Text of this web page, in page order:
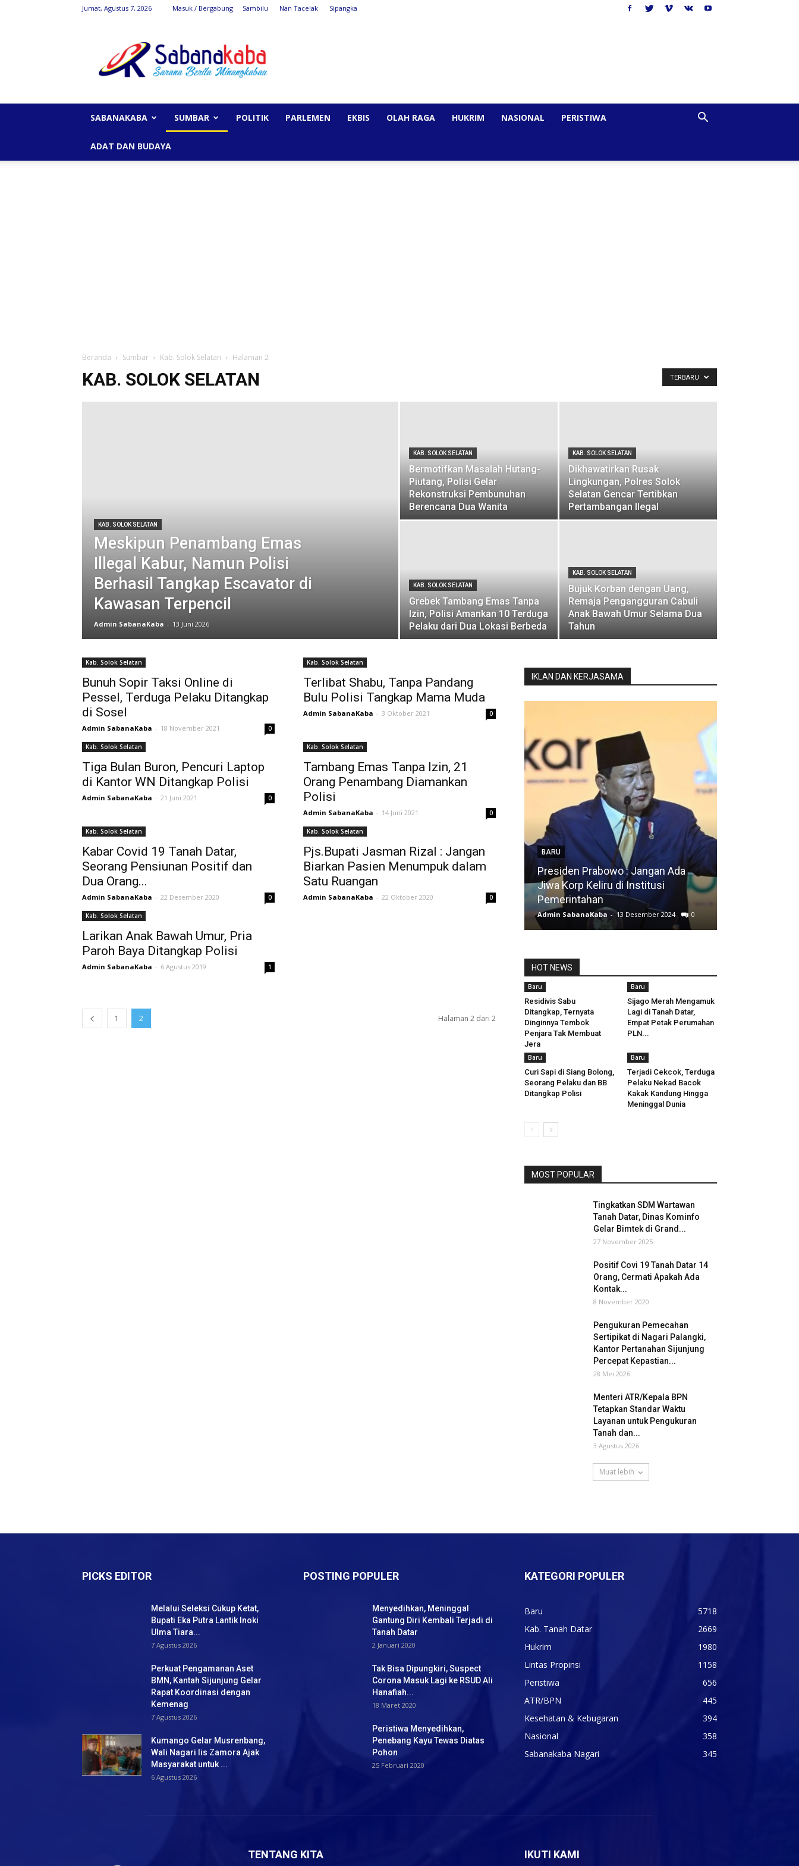
Jumat, Agustus 7, 2026 Masuk / Bergabung Sambilu Nan Tacelak Sipangka
SABANAKABA SUMBAR POLITIK PARLEMEN EKBIS OLAH RAGA HUKRIM NASIONAL PERISTIWA
ADAT DAN BUDAYA
Beranda Sumbar Kab. Solok Selatan Halaman 2
KAB. SOLOK SELATAN TERBARU
KAB. SOLOK SELATAN
Meskipun Penambang Emas
Illegal Kabur, Namun Polisi
Berhasil Tangkap Escavator di
Kawasan Terpencil
Admin SabanaKaba - 13 Juni 2026
KAB. SOLOK SELATAN
Bermotifkan Masalah Hutang-
Piutang, Polisi Gelar
Rekonstruksi Pembunuhan
Berencana Dua Wanita
KAB. SOLOK SELATAN
Dikhawatirkan Rusak
Lingkungan, Polres Solok
Selatan Gencar Tertibkan
Pertambangan Ilegal
KAB. SOLOK SELATAN
Grebek Tambang Emas Tanpa
Izin, Polisi Amankan 10 Terduga
Pelaku dari Dua Lokasi Berbeda
KAB. SOLOK SELATAN
Bujuk Korban dengan Uang,
Remaja Pengangguran Cabuli
Anak Bawah Umur Selama Dua
Tahun
Kab. Solok Selatan
Bunuh Sopir Taksi Online di
Pessel, Terduga Pelaku Ditangkap
di Sosel
Admin SabanaKaba - 18 November 2021 0
Kab. Solok Selatan
Terlibat Shabu, Tanpa Pandang
Bulu Polisi Tangkap Mama Muda
Admin SabanaKaba - 3 Oktober 2021 0
Kab. Solok Selatan
Tiga Bulan Buron, Pencuri Laptop
di Kantor WN Ditangkap Polisi
Admin SabanaKaba - 21 Juni 2021 0
Kab. Solok Selatan
Tambang Emas Tanpa Izin, 21
Orang Penambang Diamankan
Polisi
Admin SabanaKaba - 14 Juni 2021 0
Kab. Solok Selatan
Kabar Covid 19 Tanah Datar,
Seorang Pensiunan Positif dan
Dua Orang...
Admin SabanaKaba - 22 Desember 2020 0
Kab. Solok Selatan
Pjs.Bupati Jasman Rizal : Jangan
Biarkan Pasien Menumpuk dalam
Satu Ruangan
Admin SabanaKaba - 22 Oktober 2020 0
Kab. Solok Selatan
Larikan Anak Bawah Umur, Pria
Paroh Baya Ditangkap Polisi
Admin SabanaKaba - 6 Agustus 2019 1
1 2 Halaman 2 dari 2
IKLAN DAN KERJASAMA
BARU
Presiden Prabowo : Jangan Ada
Jiwa Korp Keliru di Institusi
Pemerintahan
Admin SabanaKaba - 13 Desember 2024 0
HOT NEWS
Baru
Residivis Sabu
Ditangkap, Ternyata
Dinginnya Tembok
Penjara Tak Membuat
Jera
Baru
Sijago Merah Mengamuk
Lagi di Tanah Datar,
Empat Petak Perumahan
PLN...
Baru
Curi Sapi di Siang Bolong,
Seorang Pelaku dan BB
Ditangkap Polisi
Baru
Terjadi Cekcok, Terduga
Pelaku Nekad Bacok
Kakak Kandung Hingga
Meninggal Dunia
MOST POPULAR
Tingkatkan SDM Wartawan
Tanah Datar, Dinas Kominfo
Gelar Bimtek di Grand...
27 November 2025
Positif Covi 19 Tanah Datar 14
Orang, Cermati Apakah Ada
Kontak...
8 November 2020
Pengukuran Pemecahan
Sertipikat di Nagari Palangki,
Kantor Pertanahan Sijunjung
Percepat Kepastian...
28 Mei 2026
Menteri ATR/Kepala BPN
Tetapkan Standar Waktu
Layanan untuk Pengukuran
Tanah dan...
3 Agustus 2026
Muat lebih
PICKS EDITOR
Melalui Seleksi Cukup Ketat,
Bupati Eka Putra Lantik Inoki
Ulma Tiara...
7 Agustus 2026
Perkuat Pengamanan Aset
BMN, Kantah Sijunjung Gelar
Rapat Koordinasi dengan
Kemenag
7 Agustus 2026
Kumango Gelar Musrenbang,
Wali Nagari Iis Zamora Ajak
Masyarakat untuk ...
6 Agustus 2026
POSTING POPULER
Menyedihkan, Meninggal
Gantung Diri Kembali Terjadi di
Tanah Datar
2 Januari 2020
Tak Bisa Dipungkiri, Suspect
Corona Masuk Lagi ke RSUD Ali
Hanafiah...
18 Maret 2020
Peristiwa Menyedihkan,
Penebang Kayu Tewas Diatas
Pohon
25 Februari 2020
KATEGORI POPULER
Baru
5718
Kab. Tanah Datar
2669
Hukrim
1980
Lintas Propinsi
1158
Peristiwa
656
ATR/BPN
445
Kesehatan & Kebugaran
394
Nasional
358
Sabanakaba Nagari
345
TENTANG KITA IKUTI KAMI